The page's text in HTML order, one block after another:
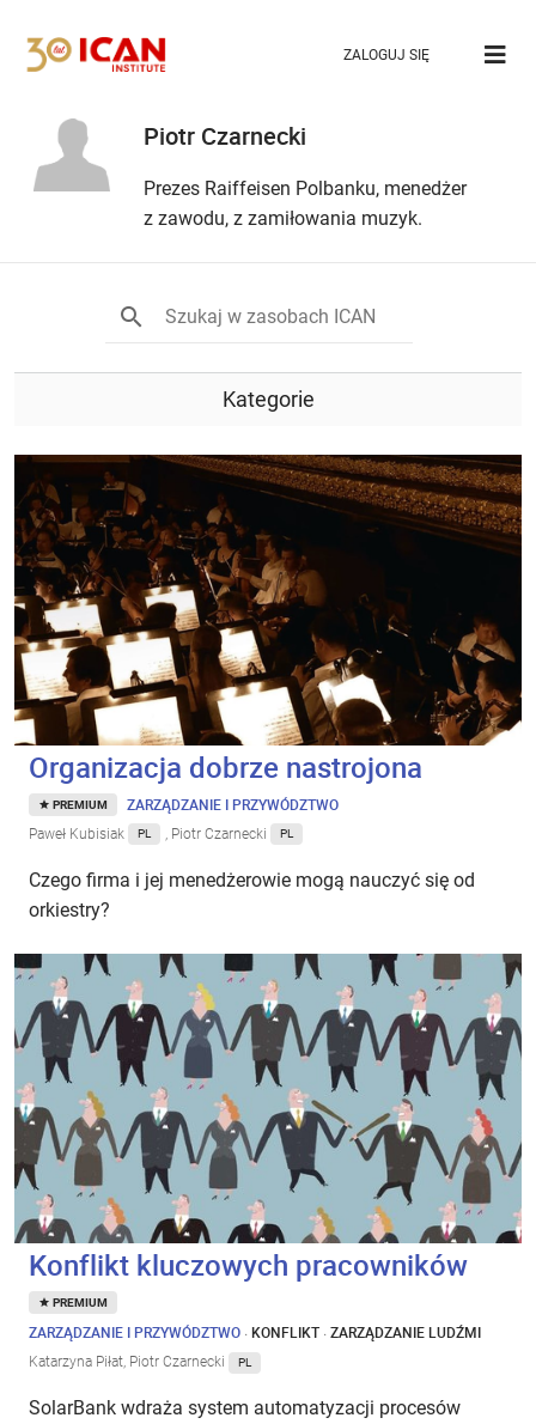
ZALOGUJ SIĘ
Piotr Czarnecki
Prezes Raiffeisen Polbanku, menedżer
z zawodu, z zamiłowania muzyk.
Kategorie
Organizacja dobrze nastrojona
PREMIUM ZARZĄDZANIE I PRZYWÓDZTWO
Paweł Kubisiak PL , Piotr Czarnecki PL
Czego firma i jej menedżerowie mogą nauczyć się od
orkiestry?
Konflikt kluczowych pracowników
PREMIUM
ZARZĄDZANIE I PRZYWÓDZTWO ·KONFLIKT ·ZARZĄDZANIE LUDŹMI
Katarzyna Piłat, Piotr Czarnecki PL
SolarBank wdraża system automatyzacji procesów